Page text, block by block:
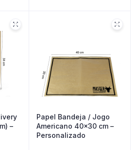
–
Papel Bandeja / Jogo
Americano 40×30 cm –
Personalizado